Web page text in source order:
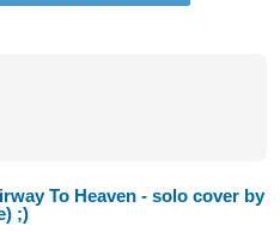
To Heaven - solo cover by
;)